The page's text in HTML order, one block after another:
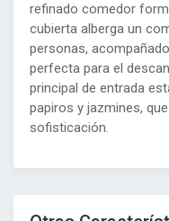
refinado comedor
cubierta alberga un
personas,
perfecta para el
principal de entrada
papiros y jazmines,
sofisticación.